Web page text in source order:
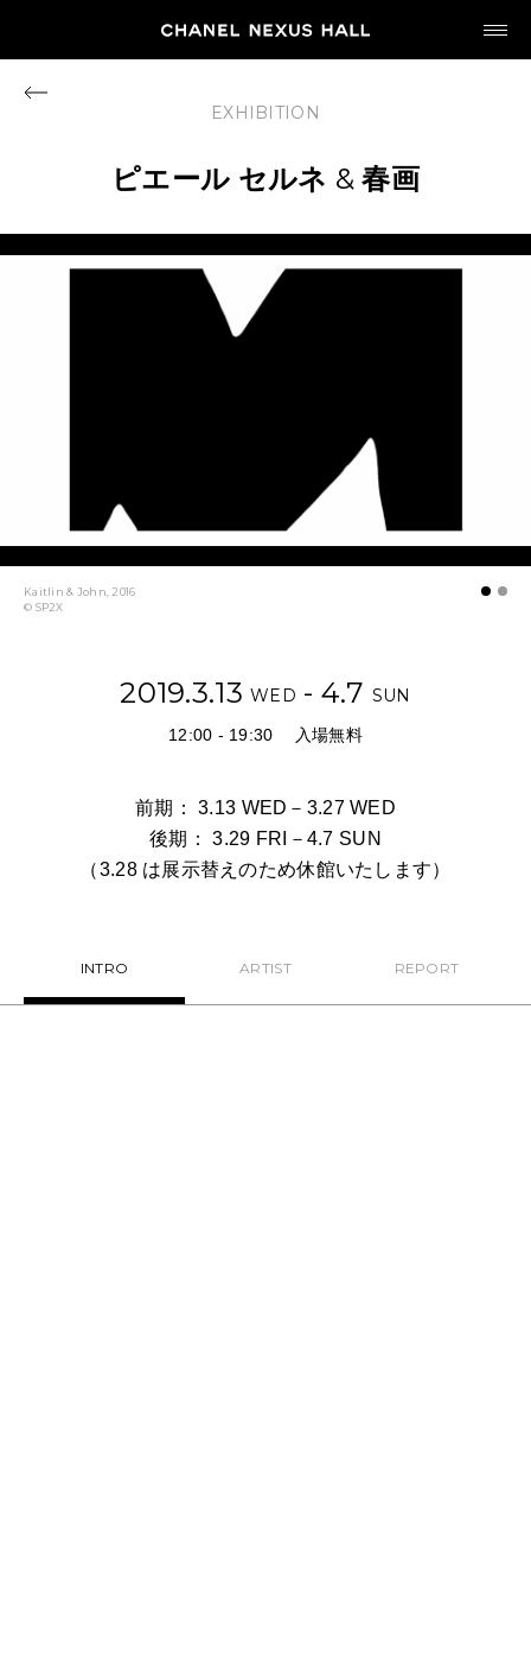
MY CHANEL NEXUS
HOME
NEWS
ABOUT US
EXHIBITION
ピエール セルネ &春画
Kaitlin & John, 2016
© SP2X
2019.3.13WED - 4.7 SUN
12:00 - 19:30 入場無料
前期： 3.13 WED－3.27 WED
後期： 3.29 FRI－4.7 SUN
（3.28 は展示替えのため休館いたします）
INTRO ARTIST REPORT